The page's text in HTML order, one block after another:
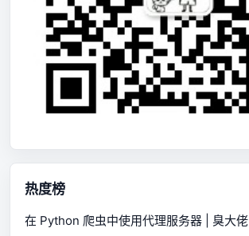
热度榜
在 Python 爬虫中使用代理服务器 | 臭大佬